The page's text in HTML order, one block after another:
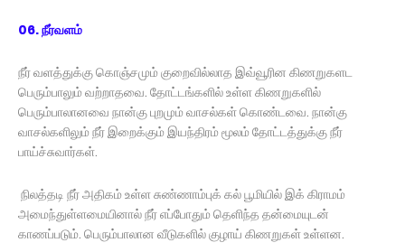
06. நீர்வளம்
நீர் வளத்துக்கு கொஞ்சமும் குறைவில்லாத இவ்வூரின கிணறுகளட
பெரும்பாலும் வற்றாதவை. தோட்டங்களில் உள்ள கிணறுகளில்
பெரும்பாலானவை நான்கு புறமும் வாசல்கள் கொண்டவை. நான்கு
வாசல்களிலும் நீர் இறைக்கும் இயந்திரம் மூலம் தோட்டத்துக்கு நீர்
பாய்ச்சுவார்கள்.
நிலத்தடி நீர் அதிகம் உள்ள சுண்ணாம்புக் கல் பூமியில் இக் கிராமம்
அமைந்துள்ளமையினால் நீர் எப்போதும் தெளிந்த தன்மையுடன்
காணப்படும். பெரும்பாலான வீடுகளில் குழாய் கிணறுகள் உள்ளன.